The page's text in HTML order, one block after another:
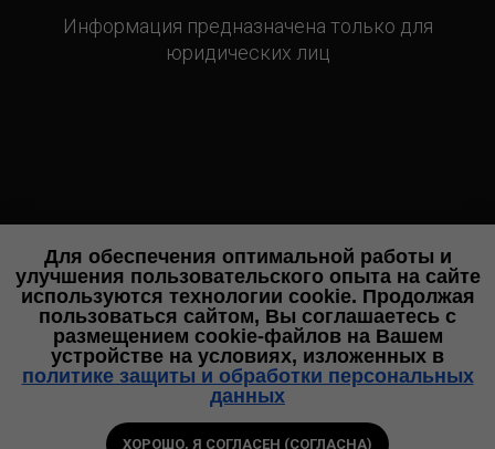
Для обеспечения оптимальной работы и
улучшения пользовательского опыта на сайте
используются технологии cookie. Продолжая
пользоваться сайтом, Вы соглашаетесь с
размещением cookie-файлов на Вашем
устройстве на условиях, изложенных в
политике защиты и обработки персональных
данных
ХОРОШО, Я СОГЛАСЕН (СОГЛАСНА)
Информация предназначена только для
юридических лиц